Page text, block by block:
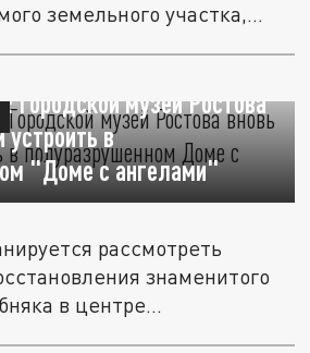
земельного участка,...
Городской музей Ростова
в
"Доме с ангелами"
рассмотреть
знаменитого
в центре...